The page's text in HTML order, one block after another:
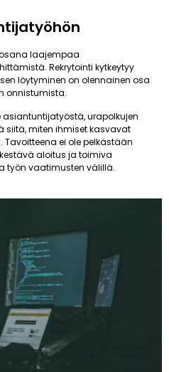
laajempaa
Rekrytointi kytkeytyy
löytyminen on olennainen osa
onnistumista.
urapolkujen
siitä, miten ihmiset kasvavat
ei ole pelkästään
aloitus ja toimiva
työn vaatimusten välillä.